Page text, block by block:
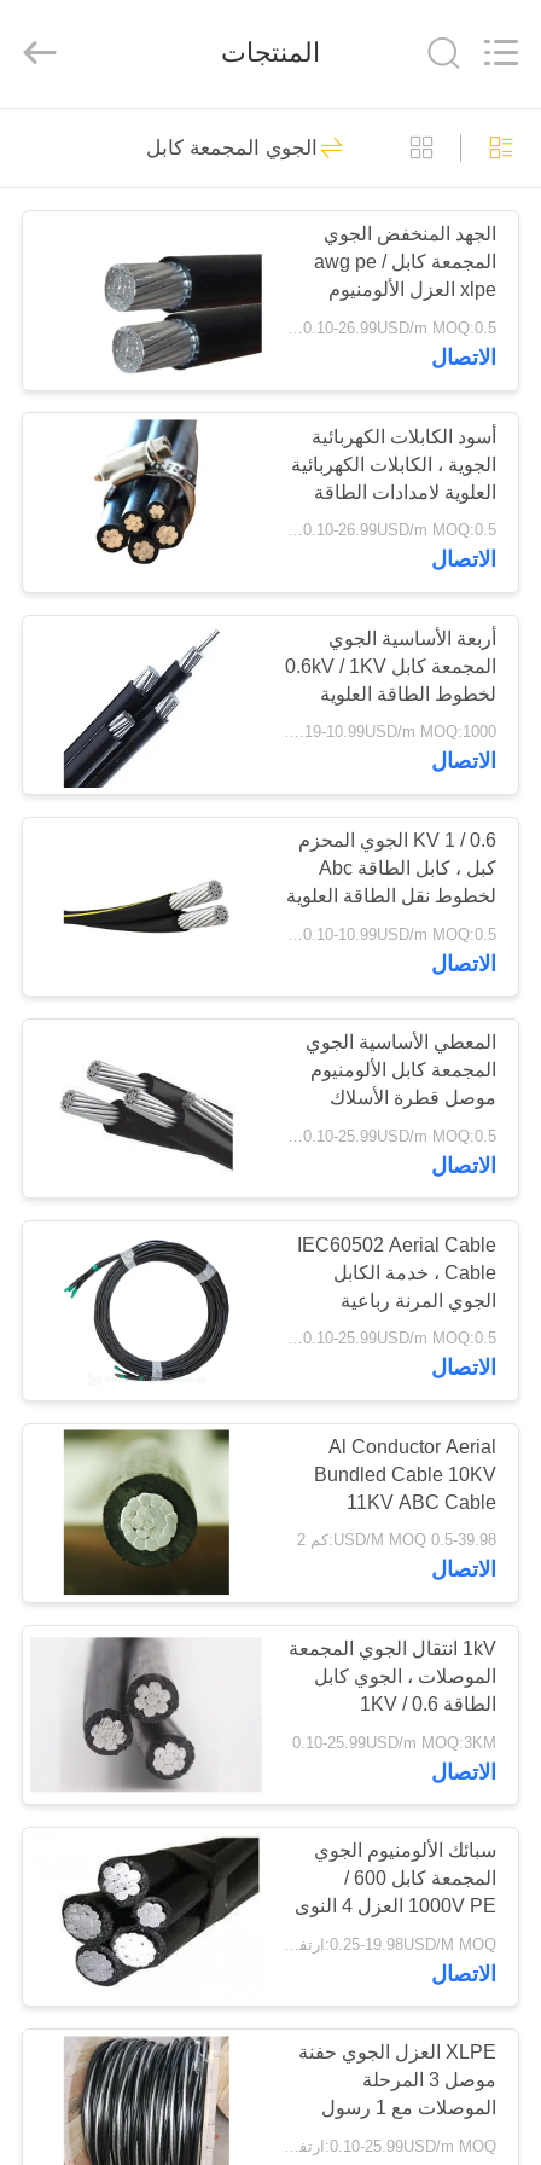
منزل
منتجات
أشرطة
فيديو
معلومات
جولة
المعمل
رقابة
جودة
اتصل
أخبار
خريطة
الموقع
سياسة
الخصوصية
Co.,
Ltd..
Reserved.
كابل XLPE المعزول
301
بولي كلوريد الفينيل
معزول كبل
152
كابل معزول المعدنية
63
الكابلات الكهربائية
المدرعة
178
متعددة النوى كابلات
التحكم
59
سلك واحد الأساسية
35
كبل الصك المحمي
36
انخفاض دخان صفر
كابل الهالوجين
88
المنتجات
الجوي المجمعة كابل
الجهد المنخفض الجوي
المجمعة كابل awg pe /
xlpe العزل الألومنيوم
موصل
0.10-26.99USD/m MOQ:0.5 كيلو متر
الاتصال
أسود الكابلات الكهربائية
الجوية ، الكابلات الكهربائية
العلوية لامدادات الطاقة
0.10-26.99USD/m MOQ:0.5 كيلو متر
الاتصال
أربعة الأساسية الجوي
المجمعة كابل 0.6kV / 1KV
لخطوط الطاقة العلوية
0.19-10.99USD/m MOQ:1000 متر
الاتصال
0.6 / 1 KV الجوي المحزم
كبل ، كابل الطاقة Abc
لخطوط نقل الطاقة العلوية
0.10-10.99USD/m MOQ:0.5 كيلو متر
الاتصال
المعطي الأساسية الجوي
المجمعة كابل الألومنيوم
موصل قطرة الأسلاك
0.6KV / 1KV
0.10-25.99USD/m MOQ:0.5 كيلو متر
الاتصال
IEC60502 Aerial Cable
Cable ، خدمة الكابل
الجوي المرنة رباعية
0.10-25.99USD/m MOQ:0.5 كيلو متر
الاتصال
Al Conductor Aerial
Bundled Cable 10KV
11KV ABC Cable
Overmour Conductor
0.5-39.98 USD/M MOQ:كم 2
الاتصال
1kV انتقال الجوي المجمعة
الموصلات ، الجوي كابل
الطاقة 0.6 / 1KV
0.10-25.99USD/m MOQ:3KM
الاتصال
سبائك الألومنيوم الجوي
المجمعة كابل 600 /
1000V PE العزل 4 النوى
0.25-19.98USD/M MOQ:ارتفاع 2000m
الاتصال
XLPE العزل الجوي حفنة
موصل 3 المرحلة
الموصلات مع 1 رسول
موصل
0.10-25.99USD/m MOQ:ارتفاع 2000m